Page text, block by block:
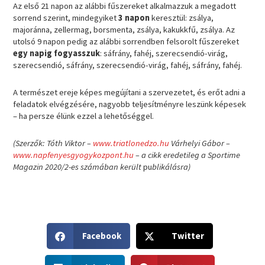
Az első 21 napon az alábbi fűszereket alkalmazzuk a megadott
sorrend szerint, mindegyiket3 naponkeresztül: zsálya,
majoránna, zellermag, borsmenta, zsálya, kakukkfű, zsálya. Az
utolsó 9 napon pedig az alábbi sorrendben felsorolt fűszereket
egy napig fogyasszuk: sáfrány, fahéj, szerecsendió-virág,
szerecsendió, sáfrány, szerecsendió-virág, fahéj, sáfrány, fahéj.
A természet ereje képes megújítani a szervezetet, és erőt adni a
feladatok elvégzésére, nagyobb teljesítményre leszünk képesek
– ha persze élünk ezzel a lehetőséggel.
(Szerzők: Tóth Viktor – www.triatlonedzo.hu Várhelyi Gábor –
www.napfenyesgyogykozpont.hu– a cikk eredetileg a Sportime
Magazin 2020/2-es számában kerültpublikálásra)
h
a
Facebook
h
a
Twitter